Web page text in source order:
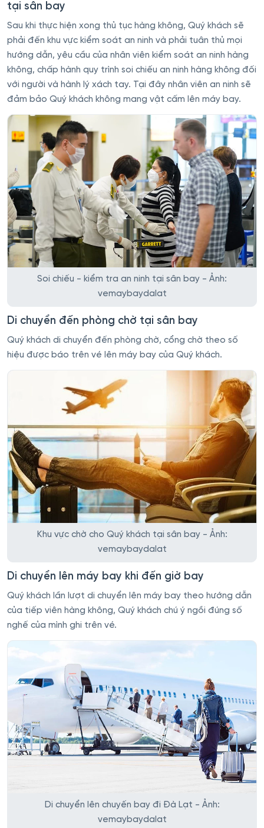
tại sân bay
Sau khi thực hiện xong thủ tục hàng không, Quý khách sẽ
phải đến khu vực kiểm soát an ninh và phải tuân thủ mọi
hướng dẫn, yêu cầu của nhân viên kiểm soát an ninh hàng
không, chấp hành quy trình soi chiếu an ninh hàng không đối
với người và hành lý xách tay. Tại đây nhân viên an ninh sẽ
đảm bảo Quý khách không mang vật cấm lên máy bay.
Soi chiếu - kiểm tra an ninh tại sân bay - Ảnh:
vemaybaydalat
Di chuyển đến phòng chờ tại sân bay
Quý khách di chuyển đến phòng chờ, cổng chờ theo số
hiệu được báo trên vé lên máy bay của Quý khách.
Khu vực chờ cho Quý khách tại sân bay - Ảnh:
vemaybaydalat
Di chuyển lên máy bay khi đến giờ bay
Quý khách lần lượt di chuyển lên máy bay theo hướng dẫn
của tiếp viên hàng không, Quý khách chú ý ngồi đúng số
nghế của mình ghi trên vé.
Di chuyển lên chuyến bay đi Đà Lạt - Ảnh:
vemaybaydalat